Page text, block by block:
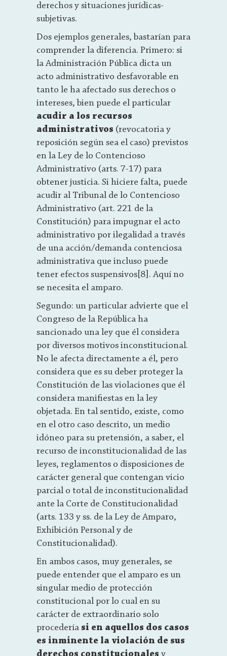
derechos y situaciones jurídicas-
subjetivas.
Dos ejemplos generales, bastarían para
comprender la diferencia. Primero: si
la Administración Pública dicta un
acto administrativo desfavorable en
tanto le ha afectado sus derechos o
intereses, bien puede el particular
acudir a los recursos
administrativos (revocatoria y
reposición según sea el caso) previstos
en la Ley de lo Contencioso
Administrativo (arts. 7-17) para
obtener justicia. Si hiciere falta, puede
acudir al Tribunal de lo Contencioso
Administrativo (art. 221 de la
Constitución) para impugnar el acto
administrativo por ilegalidad a través
de una acción/demanda contenciosa
administrativa que incluso puede
tener efectos suspensivos[8]. Aquí no
se necesita el amparo.
Segundo: un particular advierte que el
Congreso de la República ha
sancionado una ley que él considera
por diversos motivos inconstitucional.
No le afecta directamente a él, pero
considera que es su deber proteger la
Constitución de las violaciones que él
considera manifiestas en la ley
objetada. En tal sentido, existe, como
en el otro caso descrito, un medio
idóneo para su pretensión, a saber, el
recurso de inconstitucionalidad de las
leyes, reglamentos o disposiciones de
carácter general que contengan vicio
parcial o total de inconstitucionalidad
ante la Corte de Constitucionalidad
(arts. 133 y ss. de la Ley de Amparo,
Exhibición Personal y de
Constitucionalidad).
En ambos casos, muy generales, se
puede entender que el amparo es un
singular medio de protección
constitucional por lo cual en su
carácter de extraordinario solo
procedería si en aquellos dos casos
es inminente la violación de sus